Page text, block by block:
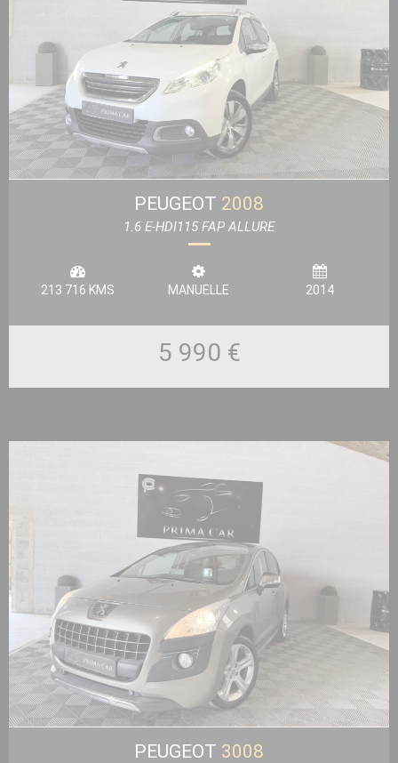
PEUGEOT 2008
1.6 E-HDI115 FAP ALLURE
213 716 KMS MANUELLE 2014
5 990 €
PEUGEOT 3008